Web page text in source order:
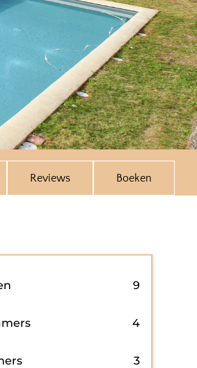
Reviews Boeken
9
4
3